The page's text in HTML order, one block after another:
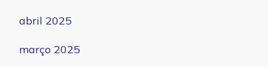
abril 2025
março 2025